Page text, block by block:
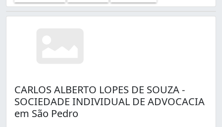
CARLOS ALBERTO LOPES DE SOUZA -
SOCIEDADE INDIVIDUAL DE ADVOCACIA
em São Pedro